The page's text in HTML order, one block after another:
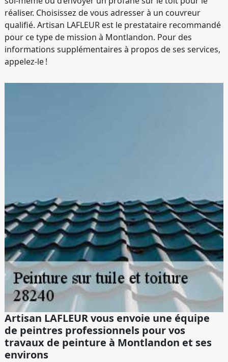
réaliser. Choisissez de vous adresser à un couvreur
qualifié. Artisan LAFLEUR est le prestataire recommandé
pour ce type de mission à Montlandon. Pour des
informations supplémentaires à propos de ses services,
appelez-le !
Artisan LAFLEUR vous envoie une équipe
de peintres professionnels pour vos
travaux de peinture à Montlandon et ses
environs